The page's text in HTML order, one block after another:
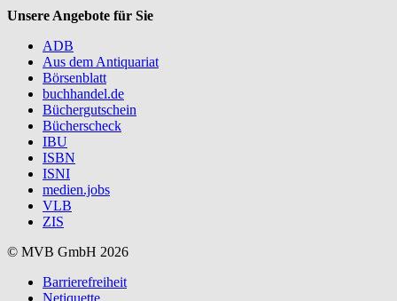
Unsere Angebote für Sie
ADB
Aus dem Antiquariat
Börsenblatt
buchhandel.de
Büchergutschein
Bücherscheck
IBU
ISBN
ISNI
medien.jobs
VLB
ZIS
© MVB GmbH 2026
Barrierefreiheit
Netiquette